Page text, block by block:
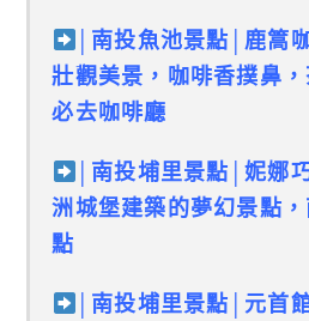
│南投魚池景點│ 鹿篙
壯觀美景，咖啡香撲鼻
必去咖啡廳
│南投埔里景點│妮娜
洲城堡建築的夢幻景點
點
│南投埔里景點│元首